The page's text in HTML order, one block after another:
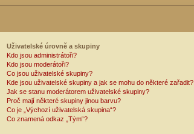
Uživatelské úrovně a skupiny
Kdo jsou administrátoři?
Kdo jsou moderátoři?
Co jsou uživatelské skupiny?
Kde jsou uživatelské skupiny a jak se mohu do některé zařadit?
Jak se stanu moderátorem uživatelské skupiny?
Proč mají některé skupiny jinou barvu?
Co je „Výchozí uživatelská skupina“?
Co znamená odkaz „Tým“?